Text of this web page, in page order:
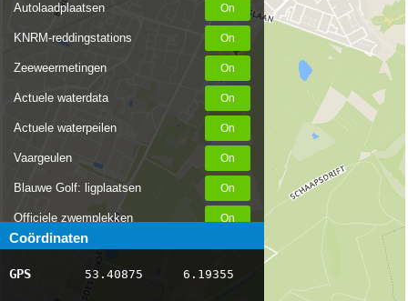
Autolaadplaatsen
KNRM-reddingstations
Zeeweermetingen
Actuele waterdata
Actuele waterpeilen
Vaargeulen
Blauwe Golf: ligplaatsen
Officiele zwemplekken
Stremmingen/hinder
AIS scheepsposities
Coördinaten
GPS 53.40875 6.19355